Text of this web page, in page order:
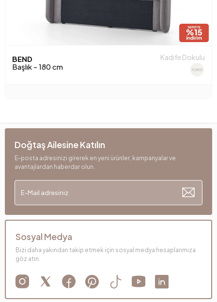
BEND
Başlık - 180 cm
Kadife Dokulu
Doğtaş Ailesine Katılın
E-posta adresinizi girerek en yeni ürünler, kampanyalar ve
avantajlardan haberdar olun.
Sosyal Medya
Bizi daha yakından takip etmek için sosyal medya hesaplarımıza
göz atın.